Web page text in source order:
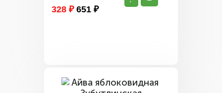
328 ₽ 651 ₽